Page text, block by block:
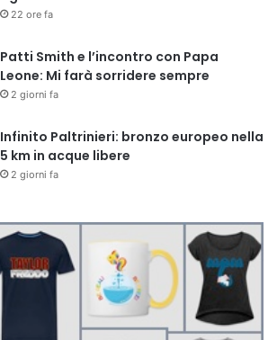
22 ore fa
Patti Smith e l’incontro con Papa
Leone: Mi farà sorridere sempre
2 giorni fa
Infinito Paltrinieri: bronzo europeo nella
5 km in acque libere
2 giorni fa